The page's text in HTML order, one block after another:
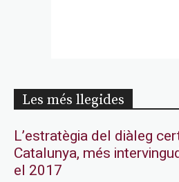
Les més llegides
L’estratègia del diàleg
Catalunya, més
el 2017